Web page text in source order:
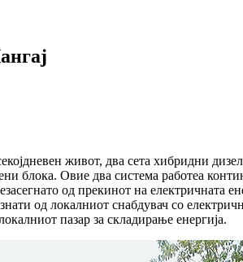
живот, два сета хибридни
блока. Овие два система работеа
од прекинот на електричната
од локалниот снабдувач со
пазар за складирање енергија.